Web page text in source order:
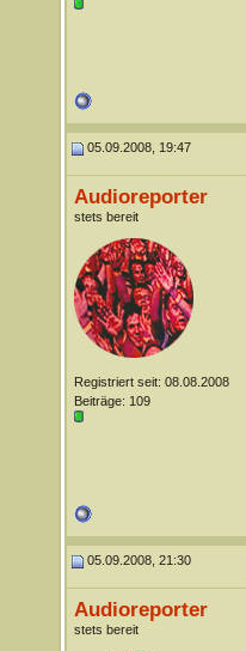
05.09.2008, 19:47
Audioreporter
stets bereit
Registriert seit: 08.08.2008
Beiträge: 109
05.09.2008, 21:30
Audioreporter
stets bereit